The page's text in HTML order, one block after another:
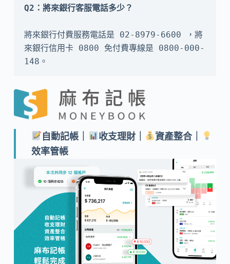
將來銀行付費服務電話是 02-8979-6600 ，將
來銀行信用卡 0800 免付費專線是 0800-000-
148。
自動記帳｜ 收支理財｜
資產整合｜
效率管帳